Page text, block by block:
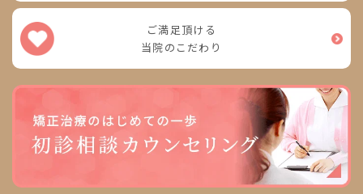
ご満足頂ける
当院のこだわり